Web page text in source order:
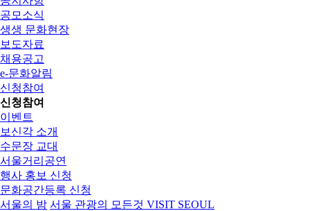
공모소식
생생 문화현장
보도자료
채용공고
e-문화알림
신청참여
신청참여
이벤트
보신각 소개
수문장 교대
서울거리공연
행사 홍보 신청
문화공간등록 신청
서울의 밤 서울 관광의 모든것 VISIT SEOUL